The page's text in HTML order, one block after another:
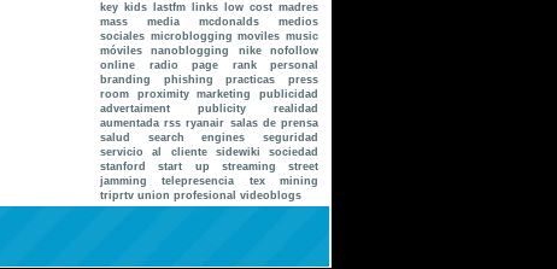
key kids lastfm links low cost madres
mass media
mcdonalds
medios
sociales microblogging moviles music
móviles
nanoblogging nike
nofollow
online radio
page rank
personal
branding
phishing practicas
press
room
proximity marketing
publicidad
advertaiment
publicity
realidad
aumentada rss ryanair salas de prensa
salud
search engines
seguridad
servicio al cliente
sidewiki
sociedad
stanford
start up streaming
street
jamming
telepresencia
tex mining
triprtv union profesional videoblogs